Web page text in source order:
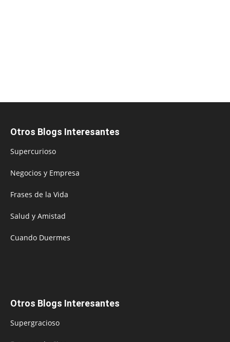
Otros Blogs Interesantes
Supercurioso
Negocios y Empresa
Frases de la Vida
Salud y Amistad
Cuando Duermes
Otros Blogs Interesantes
Supergracioso